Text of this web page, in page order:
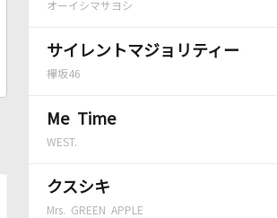
オーイシマサヨシ
サイレントマジョリティー
欅坂46
Me Time
WEST.
クスシキ
Mrs. GREEN APPLE